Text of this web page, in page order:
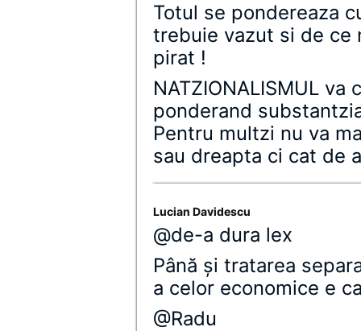
Totul se pondereaza
trebuie vazut si de ce
pirat !
NATZIONALISMUL
ponderand
Pentru multzi nu va
sau dreapta ci cat de
Lucian Davidescu
@de-a dura lex
Până şi tratarea
a celor economice e
@Radu